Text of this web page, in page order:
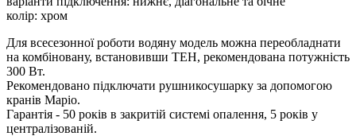
колір: хром
Для всесезонної роботи водяну модель можна переобладнати
на комбіновану, встановивши ТЕН, рекомендована потужність
300 Вт.
Рекомендовано підключати рушникосушарку за допомогою
кранів Маріо.
Гарантія - 50 років в закритій системі опалення, 5 років у
централізованій.